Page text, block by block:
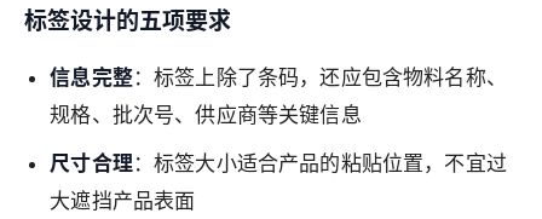
标签设计的五项要求
信息完整：标签上除了条码，还应包含物料名称、
规格、批次号、供应商等关键信息
尺寸合理：标签大小适合产品的粘贴位置，不宜过
大遮挡产品表面